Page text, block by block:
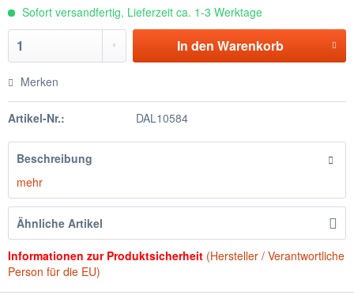
Sofort versandfertig, Lieferzeit ca. 1-3 Werktage
In den Warenkorb
Merken
Artikel-Nr.: DAL10584
Beschreibung
mehr
Ähnliche Artikel
Informationen zur Produktsicherheit (Hersteller / Verantwortliche
Person für die EU)